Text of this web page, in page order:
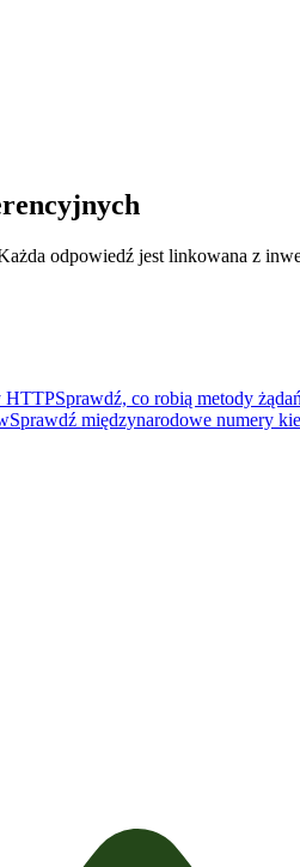
odpowiedź jest linkowana z
HTTPSprawdź, co robią metody
Sprawdź międzynarodowe numery